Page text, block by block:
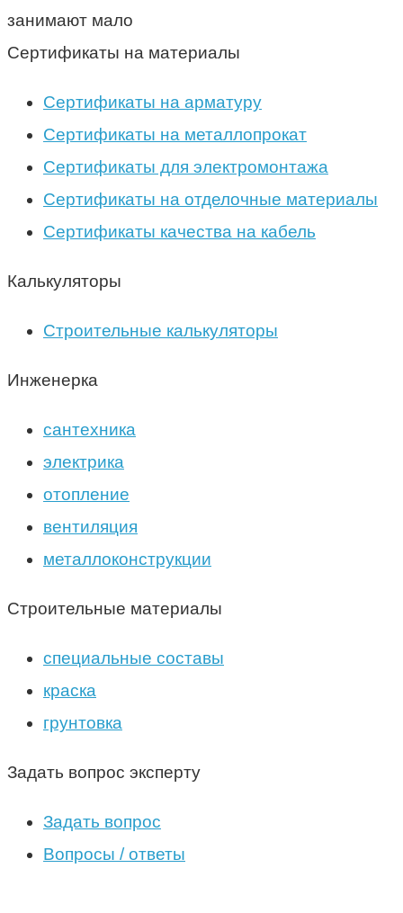
занимают мало
Сертификаты на материалы
Сертификаты на арматуру
Сертификаты на металлопрокат
Сертификаты для электромонтажа
Сертификаты на отделочные материалы
Сертификаты качества на кабель
Калькуляторы
Строительные калькуляторы
Инженерка
сантехника
электрика
отопление
вентиляция
металлоконструкции
Строительные материалы
специальные составы
краска
грунтовка
Задать вопрос эксперту
Задать вопрос
Вопросы / ответы